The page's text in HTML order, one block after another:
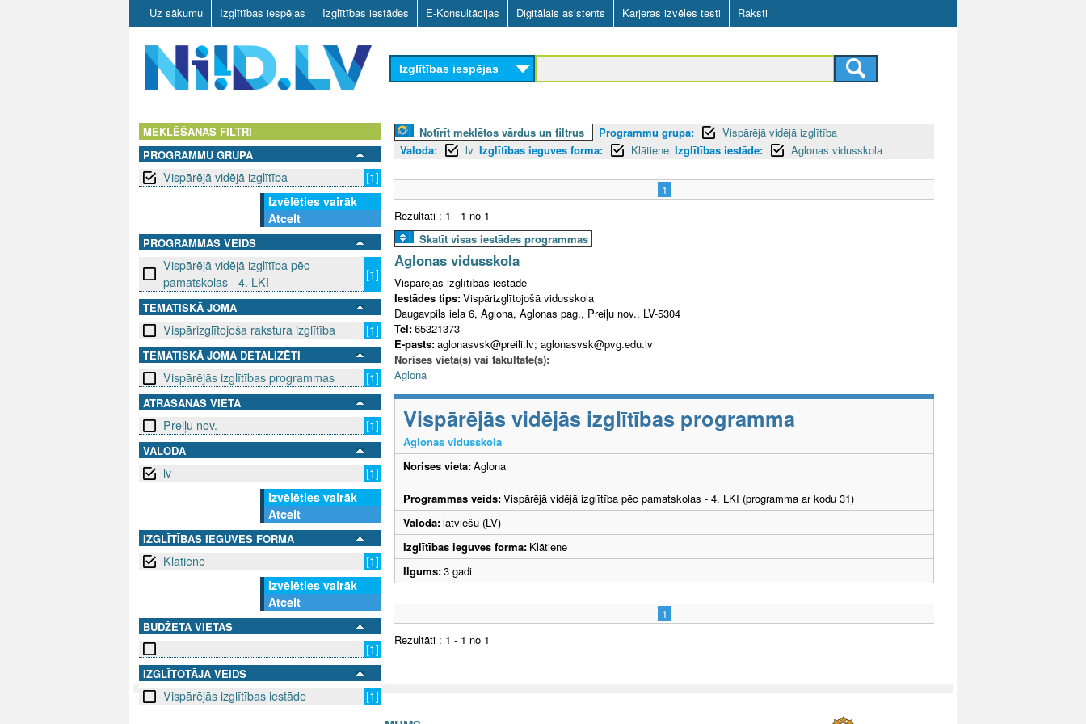
Skip
to
main
content
Uz sākumu Izglītības iespējas Izglītības iestādes E-Konsultācijas Digitālais asistents Karjeras izvēles testi Raksti
V
Izglītības iespējas
MEKLĒŠANAS FILTRI
PROGRAMMU GRUPA
Vispārējā vidējā izglītība
[1]
Izvēlēties vairāk
Atcelt
PROGRAMMAS VEIDS
Vispārējā vidējā izglītība pēc
pamatskolas - 4. LKI
[1]
TEMATISKĀ JOMA
Vispārizglītojoša rakstura izglītība [1]
TEMATISKĀ JOMA DETALIZĒTI
Vispārējās izglītības programmas [1]
ATRAŠANĀS VIETA
Preiļu nov. [1]
VALODA
lv
[1]
Izvēlēties vairāk
Atcelt
IZGLĪTĪBAS IEGUVES FORMA
Klātiene
[1]
Izvēlēties vairāk
Atcelt
BUDŽETA VIETAS
[1]
IZGLĪTOTĀJA VEIDS
Vispārējās izglītības iestāde [1]
Notīrīt meklētos vārdus un filtrus Programmu grupa:
Vispārējā vidējā izglītība
Valoda:
lv Izglītības ieguves forma: Klātiene Izglītības iestāde: Aglonas vidusskola
1
Rezultāti : 1 - 1 no 1
Skatīt visas iestādes programmas
Aglonas vidusskola
Vispārējās izglītības iestāde
Iestādes tips:Vispārizglītojošā vidusskola
Daugavpils iela 6, Aglona, Aglonas pag., Preiļu nov., LV-5304
Tel:65321373
E-pasts:aglonasvsk@preili.lv; aglonasvsk@pvg.edu.lv
Norises vieta(s) vai fakultāte(s):
Aglona
Vispārējās vidējās izglītības programma
Aglonas vidusskola
Norises vieta:Aglona
Programmas veids:Vispārējā vidējā izglītība pēc pamatskolas - 4. LKI (programma ar kodu 31)
Valoda:latviešu (LV)
Izglītības ieguves forma: Klātiene
Ilgums:3 gadi
1
Rezultāti : 1 - 1 no 1